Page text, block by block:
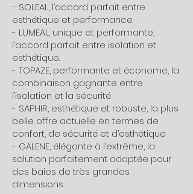
- SOLEAL, l’accord parfait entre
esthétique et performance.
- LUMEAL, unique et performante,
l’accord parfait entre isolation et
esthétique.
- TOPAZE, performante et économe, la
combinaison gagnante entre
l’isolation et la sécurité
- SAPHIR, esthétique et robuste, la plus
belle offre actuelle en termes de
confort, de sécurité et d’esthétique
- GALENE, élégante à l’extrême, la
solution parfaitement adaptée pour
des baies de très grandes
dimensions